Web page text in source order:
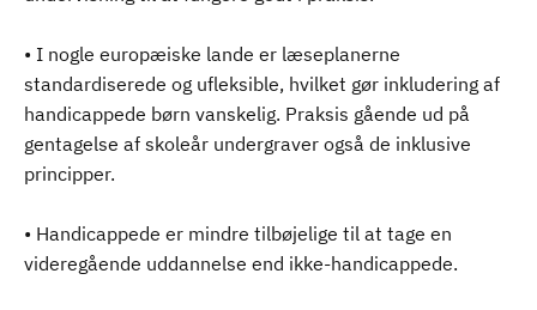
• I nogle europæiske lande er læseplanerne
standardiserede og ufleksible, hvilket gør inkludering af
handicappede børn vanskelig. Praksis gående ud på
gentagelse af skoleår undergraver også de inklusive
principper.
• Handicappede er mindre tilbøjelige til at tage en
videregående uddannelse end ikke-handicappede.